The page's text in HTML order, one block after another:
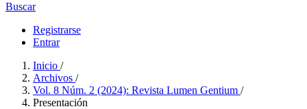
Buscar
Registrarse
Entrar
Inicio /
Archivos /
Vol. 8 Núm. 2 (2024): Revista Lumen Gentium /
Presentación